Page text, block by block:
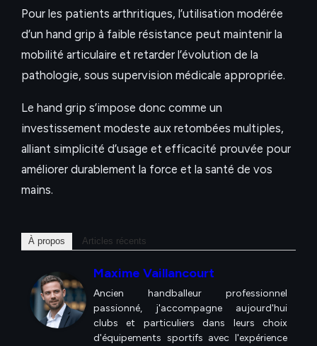
Pour les patients arthritiques, l’utilisation modérée
d’un hand grip à faible résistance peut maintenir la
mobilité articulaire et retarder l’évolution de la
pathologie, sous supervision médicale appropriée.
Le hand grip s’impose donc comme un
investissement modeste aux retombées multiples,
alliant simplicité d’usage et efficacité prouvée pour
améliorer durablement la force et la santé de vos
mains.
À propos Articles récents
Maxime Vaillancourt
Ancien handballeur professionnel
passionné, j'accompagne aujourd'hui
clubs et particuliers dans leurs choix
d'équipements sportifs avec l'expérience